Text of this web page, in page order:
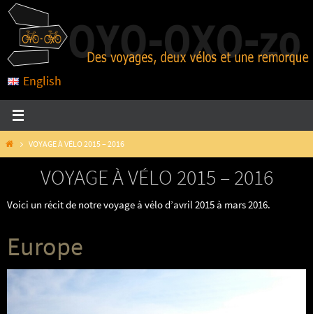
Passer
vers
contenu
English
HOMEVOYAGE À VÉLO 2015 – 2016
VOYAGE À VÉLO 2015 – 2016
Voici un récit de notre voyage à vélo d’avril 2015 à mars 2016.
Europe